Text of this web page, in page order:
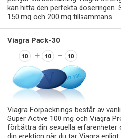
kan hitta den perfekta doseringen.
150 mg och 200 mg tillsammans.
Viagra Pack-30
Viagra Förpacknings består av
Super Active 100 mg och Viagra
förbättra din sexuella erfarenheter
din erektion när du tar Viagra